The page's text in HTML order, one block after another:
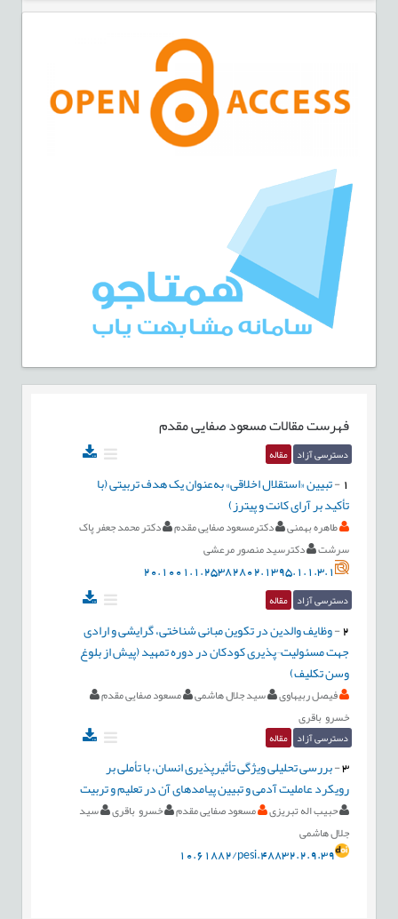
فهرست مقالاتمسعود صفایی مقدم
دسترسی آزاد مقاله
-تبیین «استقلال اخلاقی» به‌عنوان یک هدف تربیتی (با
تأکید بر آرای کانت و پیترز)
طاهره بهمنی دکترمسعود صفایی مقدم
دکتر محمد جعفر پاک
سرشت
دکترسید منصور مرعشی
20.1001.1.25382802.1395.1.1.3.1
دسترسی آزاد مقاله
2
-وظایف والدین در تكوین مبانی شناختی، گرایشی و ارادی
جهت مسئولیت¬پذیری كودكان در دوره تمهید (پیش از بلوغ
وسن تكلیف)
فیصل ربیهاوی سید جلال هاشمی
مسعود صفایی مقدم
خسرو باقری
دسترسی آزاد مقاله
3
-بررسی تحلیلی ویژگی تأثیرپذیری انسان، با تأملی بر
رویكرد عاملیت آدمی و تبیین پیامدهای آن در تعلیم و تربیت
حبیب اله تبریزی مسعود صفایی مقدم خسرو باقری سید
جلال هاشمی
10.61882/pesi.48832.2.9.39